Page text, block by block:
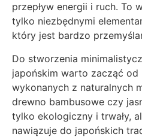
przepływ energii i ruch. To
tylko niezbędnymi
który jest bardzo
Do stworzenia
japońskim warto zacząć
wykonanych z naturalnych
drewno bambusowe czy
tylko ekologiczny i trwały,
nawiązuje do japońskich